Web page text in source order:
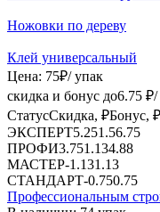
Ножовки по дереву
Клей универсальный
Цена: 75₽/ упак
скидка и бонус до6.75 ₽/
СтатусСкидка, ₽Бонус, ₽
ЭКСПЕРТ5.251.56.75
ПРОФИ3.751.134.88
МАСТЕР-1.131.13
СТАНДАРТ-0.750.75
Профессиональным